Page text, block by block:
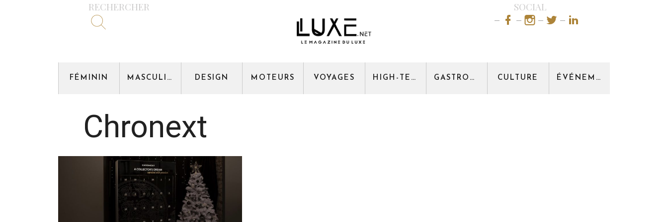
RECHERCHER SOCIAL
FÉMININ MASCULIN DESIGN MOTEURS VOYAGES HIGH-TECH GASTRONOMIE CULTURE ÉVÉNEMENT
Chronext